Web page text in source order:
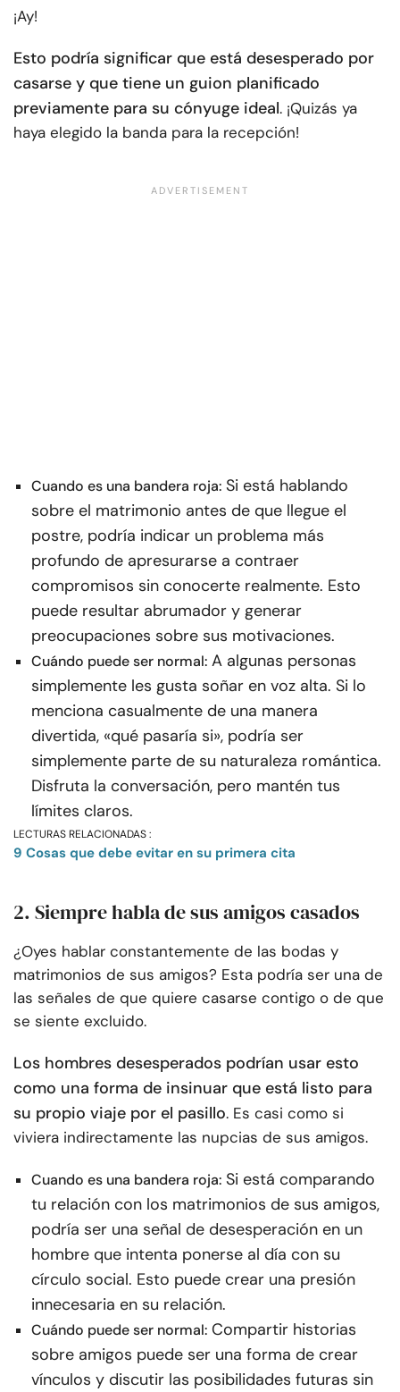
¡Ay!
Esto podría significar que está desesperado por
casarse y que tiene un guion planificado
previamente para su cónyuge ideal. ¡Quizás ya
haya elegido la banda para la recepción!
Cuando es una bandera roja: Si está hablando
sobre el matrimonio antes de que llegue el
postre, podría indicar un problema más
profundo de apresurarse a contraer
compromisos sin conocerte realmente. Esto
puede resultar abrumador y generar
preocupaciones sobre sus motivaciones.
Cuándo puede ser normal: A algunas personas
simplemente les gusta soñar en voz alta. Si lo
menciona casualmente de una manera
divertida, «qué pasaría si», podría ser
simplemente parte de su naturaleza romántica.
Disfruta la conversación, pero mantén tus
límites claros.
LECTURAS RELACIONADAS :
9 Cosas que debe evitar en su primera cita
2. Siempre habla de sus amigos casados
¿Oyes hablar constantemente de las bodas y
matrimonios de sus amigos? Esta podría ser una de
las señales de que quiere casarse contigo o de que
se siente excluido.
Los hombres desesperados podrían usar esto
como una forma de insinuar que está listo para
su propio viaje por el pasillo. Es casi como si
viviera indirectamente las nupcias de sus amigos.
Cuando es una bandera roja: Si está comparando
tu relación con los matrimonios de sus amigos,
podría ser una señal de desesperación en un
hombre que intenta ponerse al día con su
círculo social. Esto puede crear una presión
innecesaria en su relación.
Cuándo puede ser normal: Compartir historias
sobre amigos puede ser una forma de crear
vínculos y discutir las posibilidades futuras sin